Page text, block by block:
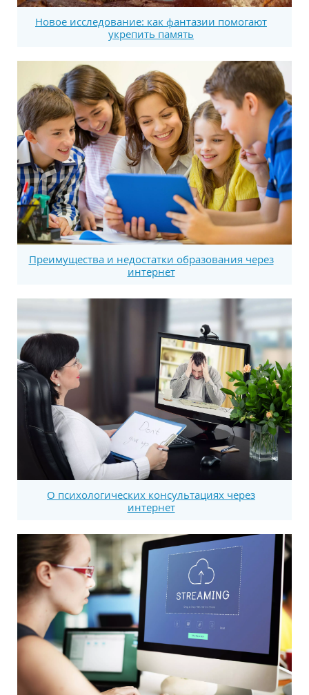
Новое исследование: как фантазии помогают
укрепить память
Преимущества и недостатки образования через
интернет
О психологических консультациях через
интернет